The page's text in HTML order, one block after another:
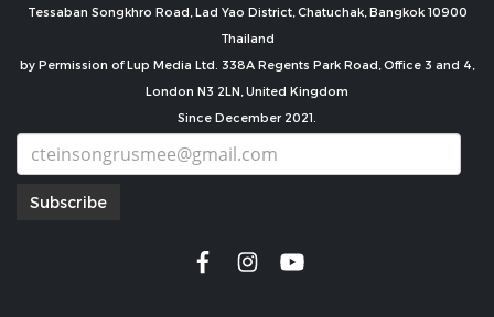
Tessaban Songkhro Road, Lad Yao District, Chatuchak, Bangkok 10900
Thailand
by Permission of Lup Media Ltd. 338A Regents Park Road, Office 3 and 4,
London N3 2LN, United Kingdom
Since December 2021.
Subscribe